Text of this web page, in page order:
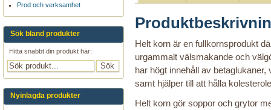
Helt korn är en fullkornsprodukt
urgammalt välsmakande och
har högt innehåll av
samt hjälper till att hålla
Helt korn gör soppor och grytor
Prod och verksamhet
Sök bland produkter
Hitta snabbt din produkt här:
Nyinlagda produkter